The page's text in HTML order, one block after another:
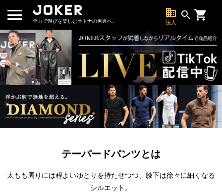
全力で遊びを楽しむオトナの男達へ。
business
法人
search
テーパードパンツとは
太もも周りには程よいゆとりを持たせつつ、膝下は徐々に細くなる
シルエット。